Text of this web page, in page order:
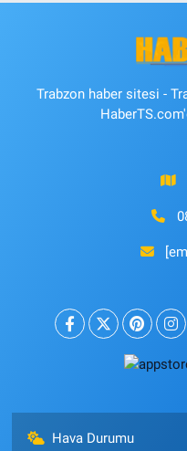
Trabzon haber sitesi -
Hava Durumu